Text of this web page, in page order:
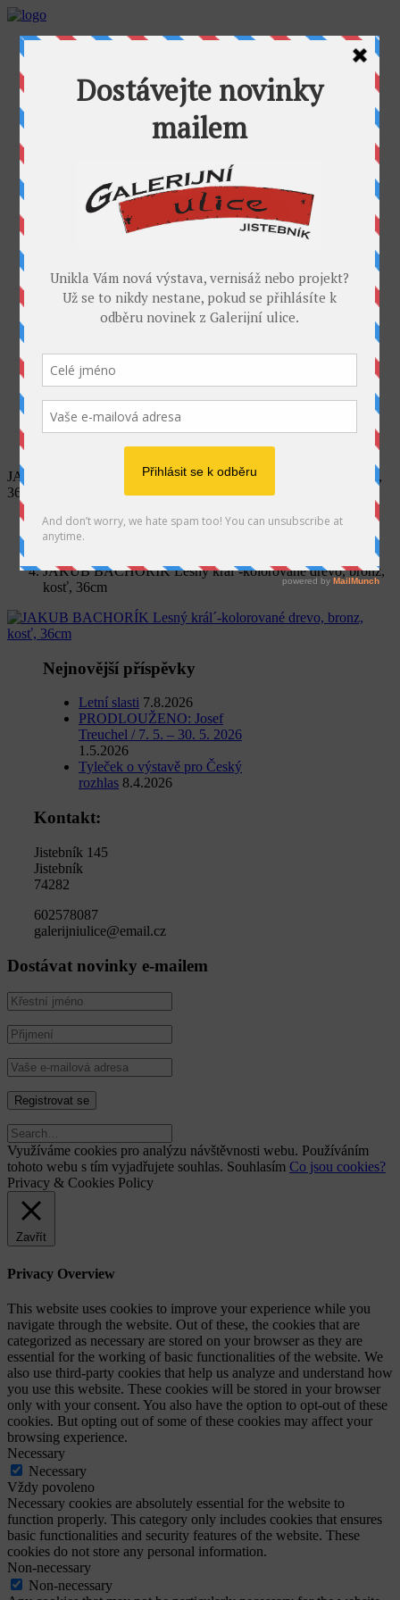
AKTUALITY
GALERIE U FOŤÁKA
Takoví jsme byli
I. sympozium výtvarníků v GU
II. sympozium výtvarníků
Galerijní rybník
V. sympozium výtvarníků v Jistebníku
DESET
KONTAKT
JAKUB BACHORÍK Lesný král´-kolorované drevo, bronz, kosť,
36cm
Home
Výstava
JAKUB BACHORÍK Lesný král´-kolorované drevo, bronz,
kosť, 36cm
Nejnovější příspěvky
Letní slasti 7.8.2026
PRODLOUŽENO: Josef
Treuchel / 7. 5. – 30. 5. 2026
1.5.2026
Tyleček o výstavě pro Český
rozhlas 8.4.2026
Kontakt:
Jistebník 145
Jistebník
74282
602578087
galerijniulice@email.cz
Dostávat novinky e-mailem
Využíváme cookies pro analýzu návštěvnosti webu. Používáním
tohoto webu s tím vyjadřujete souhlas. Souhlasím Co jsou cookies?
Privacy & Cookies Policy
Zavřít
Privacy Overview
This website uses cookies to improve your experience while you
navigate through the website. Out of these, the cookies that are
categorized as necessary are stored on your browser as they are
essential for the working of basic functionalities of the website. We
also use third-party cookies that help us analyze and understand how
you use this website. These cookies will be stored in your browser
only with your consent. You also have the option to opt-out of these
cookies. But opting out of some of these cookies may affect your
browsing experience.
Necessary
Necessary
Vždy povoleno
Necessary cookies are absolutely essential for the website to
function properly. This category only includes cookies that ensures
basic functionalities and security features of the website. These
cookies do not store any personal information.
Non-necessary
Non-necessary